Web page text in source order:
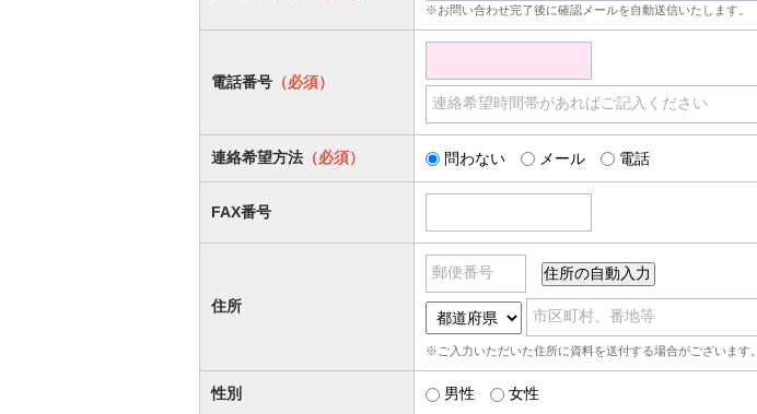
※お問い合わせ完了後に確認メールを自動送信いたします。
電話番号 （必須）
連絡希望時間帯があればご記入ください
連絡希望方法 （必須） 問わない メール 電話
FAX番号
住所
郵便番号
市区町村、番地等
※ご入力いただいた住所に資料を送付する場合がございます。
性別 男性 女性